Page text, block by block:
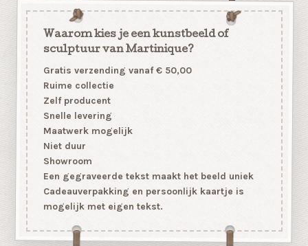
Waarom kies je een kunstbeeld of
sculptuur van Martinique?
Gratis verzending vanaf € 50,00
Ruime collectie
Zelf producent
Snelle levering
Maatwerk mogelijk
Niet duur
Showroom
Een gegraveerde tekst maakt het beeld uniek
Cadeauverpakking en persoonlijk kaartje is
mogelijk met eigen tekst.